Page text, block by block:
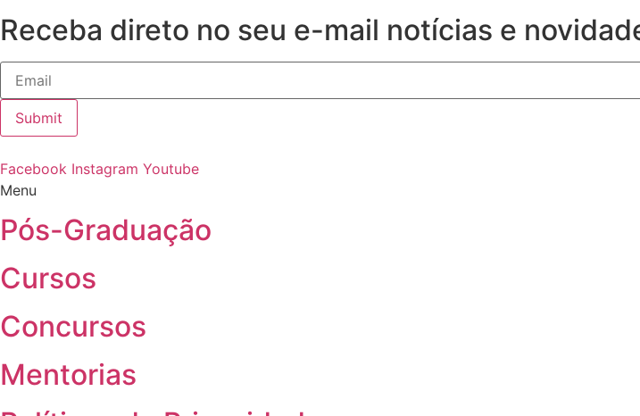
Receba direto no seu e-mail notícias e
Submit
Facebook Instagram Youtube
Menu
Pós-Graduação
Cursos
Concursos
Mentorias